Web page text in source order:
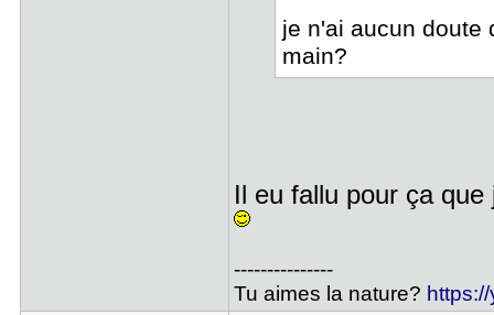
je n'ai aucun doute
main?
Il eu fallu pour ça
---------------
Tu aimes la nature?